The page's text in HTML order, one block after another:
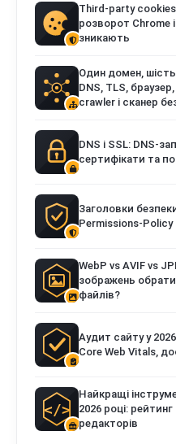
Third-party
розворот Chrome
зникають
Один домен,
DNS, TLS,
crawler і сканер
DNS і SSL: DNS-
сертифікати та
Заголовки
Permissions-Policy
WebP vs AVIF vs
зображень
файлів?
Аудит сайту у
Core Web Vitals,
Найкращі
2026 році: рейтинг
редакторів